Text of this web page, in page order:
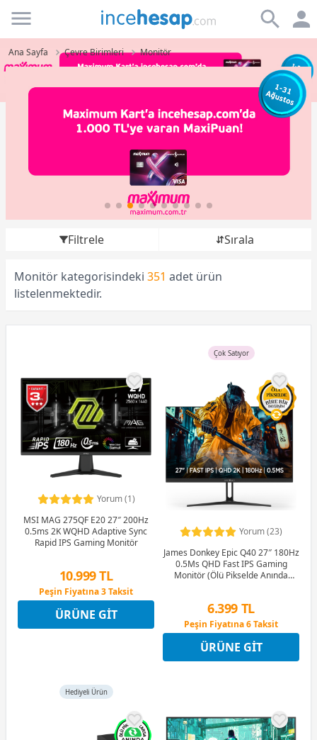
Incehesap
Ana Sayfa Çevre Birimleri Monitör
Filtrele Sırala
Monitör kategorisindeki 351 adet ürün
listelenmektedir.
Yorum (1)
MSI MAG 275QF E20 27″ 200Hz
0.5ms 2K WQHD Adaptive Sync
Rapid IPS Gaming Monitör
10.999 TL
Peşin Fiyatına 3 Taksit
12 Ay x 1.294 TL taksitle
Peşin Fiyatına 3 Taksit
ÜRÜNE GIT
Çok Satıyor
Yorum (23)
James Donkey Epic Q40 27″ 180Hz
0.5Ms QHD Fast IPS Gaming
Monitör (Ölü Pikselde Anında
6.399 TL
Peşin Fiyatına 6 Taksit
12 Ay x 753 TL taksitle
Peşin Fiyatına 6 Taksit
ÜRÜNE GIT
Hediyeli Ürün